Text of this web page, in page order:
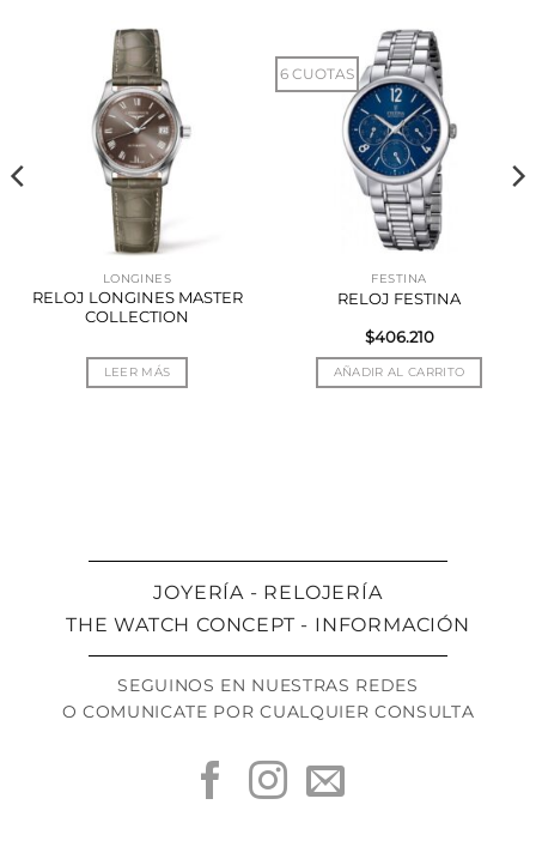
LONGINES
RELOJ LONGINES MASTER
COLLECTION
LEER MÁS
6 CUOTAS
FESTINA
RELOJ FESTINA
$406.210
AÑADIR AL CARRITO
JOYERÍA - RELOJERÍA
THE WATCH CONCEPT - INFORMACIÓN
SEGUINOS EN NUESTRAS REDES
O COMUNICATE POR CUALQUIER CONSULTA